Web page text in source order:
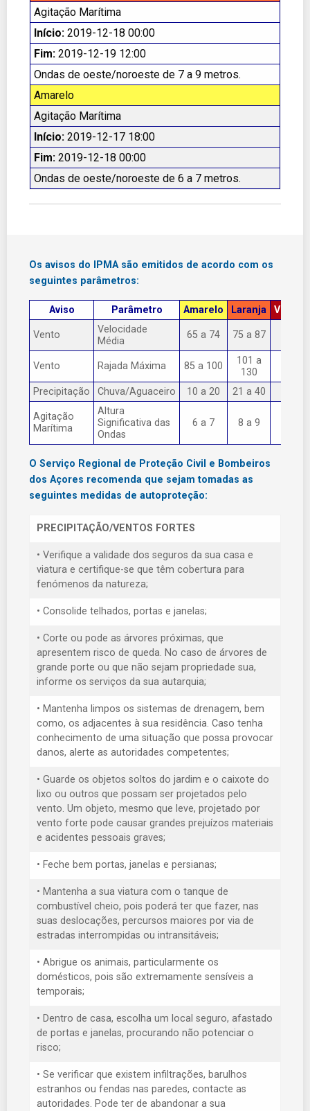
Agitação Marítima
Início: 2019-12-18 00:00
Fim: 2019-12-19 12:00
Ondas de oeste/noroeste de 7 a 9 metros.
Amarelo
Agitação Marítima
Início: 2019-12-17 18:00
Fim: 2019-12-18 00:00
Ondas de oeste/noroeste de 6 a 7 metros.
Os avisos do IPMA são emitidos de acordo com os
seguintes parâmetros:
Aviso Parâmetro Amarelo Laranja
Vento
Velocidade
Média
65 a 74 75 a 87
Vento Rajada Máxima 85 a 100
101 a
130
Precipitação Chuva/Aguaceiro 10 a 20 21 a 40
Agitação
Marítima
Altura
Significativa das
Ondas
6 a 7 8 a 9
O Serviço Regional de Proteção Civil e Bombeiros
dos Açores recomenda que sejam tomadas as
seguintes medidas de autoproteção:
PRECIPITAÇÃO/VENTOS FORTES
• Verifique a validade dos seguros da sua casa e
viatura e certifique-se que têm cobertura para
fenómenos da natureza;
• Consolide telhados, portas e janelas;
• Corte ou pode as árvores próximas, que
apresentem risco de queda. No caso de árvores de
grande porte ou que não sejam propriedade sua,
informe os serviços da sua autarquia;
• Mantenha limpos os sistemas de drenagem, bem
como, os adjacentes à sua residência. Caso tenha
conhecimento de uma situação que possa provocar
danos, alerte as autoridades competentes;
• Guarde os objetos soltos do jardim e o caixote do
lixo ou outros que possam ser projetados pelo
vento. Um objeto, mesmo que leve, projetado por
vento forte pode causar grandes prejuízos materiais
e acidentes pessoais graves;
• Feche bem portas, janelas e persianas;
• Mantenha a sua viatura com o tanque de
combustível cheio, pois poderá ter que fazer, nas
suas deslocações, percursos maiores por via de
estradas interrompidas ou intransitáveis;
• Abrigue os animais, particularmente os
domésticos, pois são extremamente sensíveis a
temporais;
• Dentro de casa, escolha um local seguro, afastado
de portas e janelas, procurando não potenciar o
risco;
• Se verificar que existem infiltrações, barulhos
estranhos ou fendas nas paredes, contacte as
autoridades. Pode ter de abandonar a sua